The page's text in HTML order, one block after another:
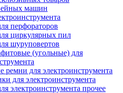
машин
перфораторов
циркулярных пил
шуруповертов
(угольные) для
ремни для электроинструмента
для электроинструмента
электроинструмента прочее